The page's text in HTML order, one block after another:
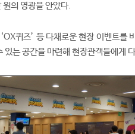
의 영광을 안았다.
퀴즈’ 등 다채로운 현장 이벤트를
있는 공간을 마련해 현장관객들에게